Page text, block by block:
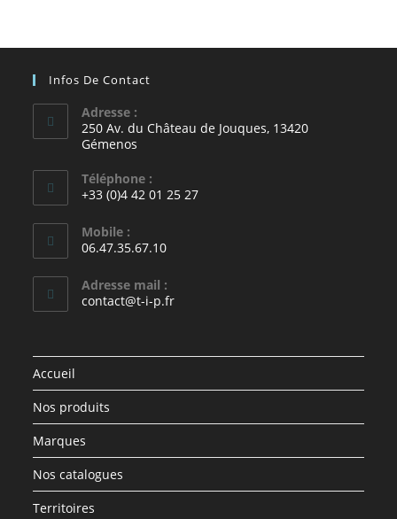
Infos De Contact
Adresse :
250 Av. du Château de Jouques, 13420
Gémenos
Téléphone :
+33 (0)4 42 01 25 27
Mobile :
06.47.35.67.10
Adresse mail :
contact@t-i-p.fr
Accueil
Nos produits
Marques
Nos catalogues
Territoires